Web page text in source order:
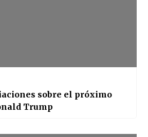
sobre el próximo
Trump